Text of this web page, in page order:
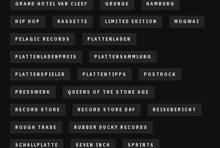
GRAND HOTEL VAN CLEEF GRUNGE HAMBURG
HIP HOP KASSETTE LIMITED EDITION MOGWAI
PELAGIC RECORDS PLATTENLADEN
PLATTENLADENPREIS PLATTENSAMMLUNG
PLATTENSPIELER PLATTENTIPPS POSTROCK
PRESSWERK QUEENS OF THE STONE AGE
RECORD STORE RECORD STORE DAY REISEBERICHT
ROUGH TRADE RUBBER DUCKY RECORDS
SCHALLPLATTE SEVEN INCH SPRINTS